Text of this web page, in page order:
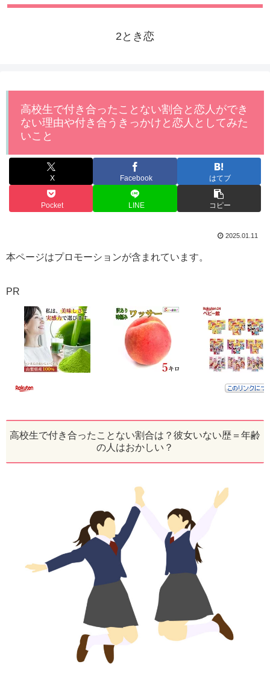
2とき恋
高校生で付き合ったことない割合と恋人ができ
ない理由や付き合うきっかけと恋人としてみた
いこと
X Facebook はてブ
Pocket LINE コピー
2025.01.11
本ページはプロモーションが含まれています。
PR
高校生で付き合ったことない割合は？彼女いない歴＝年齢
の人はおかしい？